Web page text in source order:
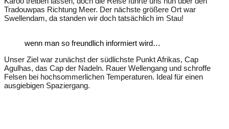
Tradouwpas Richtung Meer. Der nächste größere Ort war
Swellendam, da standen wir doch tatsächlich im Stau!
wenn man so freundlich informiert wird…
Unser Ziel war zunächst der südlichste Punkt Afrikas, Cap
Agulhas, das Cap der Nadeln. Rauer Wellengang und schroffe
Felsen bei hochsommerlichen Temperaturen. Ideal für einen
ausgiebigen Spaziergang.